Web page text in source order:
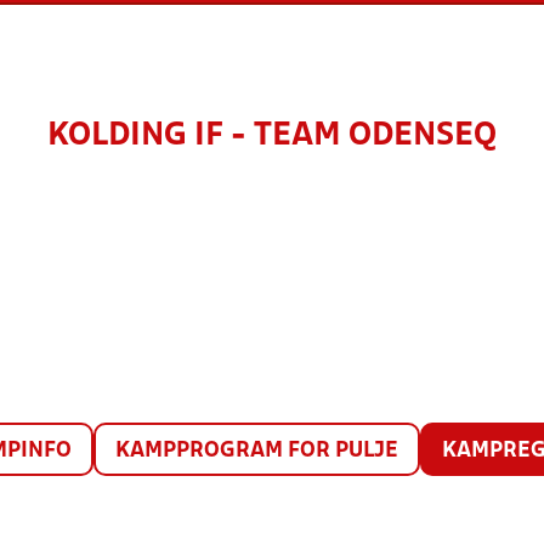
KOLDING IF - TEAM ODENSEQ
KAMPPROGRAM FOR PULJE